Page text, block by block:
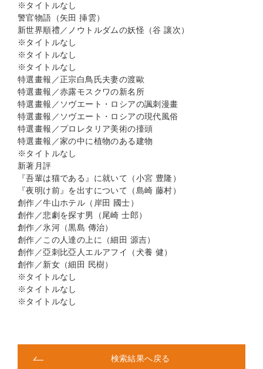
※タイトルなし
警官物語（矢田 挿雲）
新世界順禮／ノウトルダムの妖怪（谷 讓次）
※タイトルなし
※タイトルなし
※タイトルなし
特選畫報／正宗白鳥氏夫妻の渡歐
特選畫報／赤露モスクワの新名所
特選畫報／ソヴエート・ロシアの諷刺漫畫
特選畫報／ソヴエート・ロシアの現代風俗
特選畫報／プロレタリア美術の擡頭
特選畫報／家の中に植物のある建物
※タイトルなし
新著月評
『吾輩は猫である』に就いて（小宮 豊隆）
『夜明け前』を出すについて（島崎 藤村）
創作／牛山ホテル（岸田 國士）
創作／悲劇を探す男（尾崎 士郎）
創作／氷河（黒島 傳治）
創作／この人達の上に（細田 源吉）
創作／亞刺比亞人エルアフイ（犬養 健）
創作／新女（細田 民樹）
※タイトルなし
※タイトルなし
※タイトルなし
検索結果へ戻る